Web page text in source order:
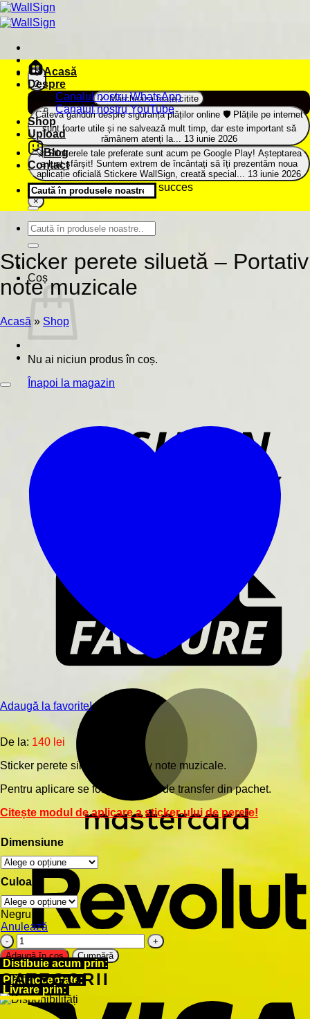
Sari
la
conținut
2
Notificari (2)
✓ Marcheaza toate citite
Câteva gânduri despre siguranța plăților online 🛡️ Plățile pe internet
sunt foarte utile și ne salvează mult timp, dar este important să
rămânem atenți la... 13 iunie 2026
🚀 Stickerele tale preferate sunt acum pe Google Play! Așteptarea
a luat sfârșit! Suntem extrem de încântați să îți prezentăm noua
aplicație oficială Stickere WallSign, creată special... 13 iunie 2026
Notificarile au fost citite cu succes
×
Caută
după:
Coș
Nu ai niciun produs în coș.
Înapoi la magazin
Acasă
Despre
Canalul nostru WhatsApp
Canalul nostru YouTube
Shop
Upload
Blog
Contact
Caută
după:
Sticker perete siluetă – Portativ
note muzicale
Acasă » Shop
Adaugă la favorite!
De la: 140 lei
Sticker perete siluetă – Portativ note muzicale.
Pentru aplicare se foloseşte folia de transfer din pachet.
Citește modul de aplicare a sticker-ului de perete!
Dimensiune
Culoare
Negru
Anulează
Cantitate
Sticker
perete
siluetă
-
Portativ
Adaugă în coș Cumpără
Plăți acceptate:
Livrare prin:
Distibuie acum prin:
CATEGORII